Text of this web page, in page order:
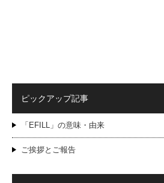
ピックアップ記事
「EFILL」の意味・由来
ご挨拶とご報告